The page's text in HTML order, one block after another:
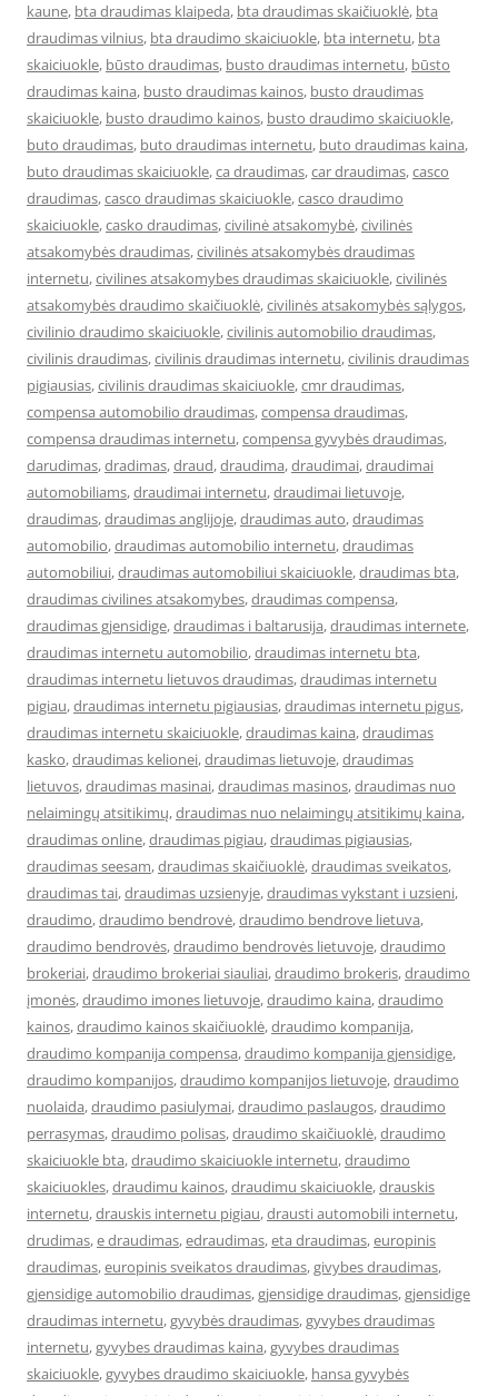
kaune, bta draudimas klaipeda, bta draudimas skaičiuoklė, bta
draudimas vilnius, bta draudimo skaiciuokle, bta internetu, bta
skaiciuokle, būsto draudimas, busto draudimas internetu, būsto
draudimas kaina, busto draudimas kainos, busto draudimas
skaiciuokle, busto draudimo kainos, busto draudimo skaiciuokle,
buto draudimas, buto draudimas internetu, buto draudimas kaina,
buto draudimas skaiciuokle,ca draudimas,car draudimas,casco
draudimas,casco draudimas skaiciuokle,casco draudimo
skaiciuokle,casko draudimas,civilinė atsakomybė,civilinės
atsakomybės draudimas,civilinės atsakomybės draudimas
internetu,civilines atsakomybes draudimas skaiciuokle,civilinės
atsakomybės draudimo skaičiuoklė,civilinės atsakomybės sąlygos,
civilinio draudimo skaiciuokle,civilinis automobilio draudimas,
civilinis draudimas,civilinis draudimas internetu,civilinis draudimas
pigiausias,civilinis draudimas skaiciuokle,cmr draudimas,
compensa automobilio draudimas,compensa draudimas,
compensa draudimas internetu,compensa gyvybės draudimas,
darudimas,dradimas,draud,draudima,draudimai,draudimai
automobiliams,draudimai internetu,draudimai lietuvoje,
draudimas,draudimas anglijoje,draudimas auto,draudimas
automobilio,draudimas automobilio internetu,draudimas
automobiliui,draudimas automobiliui skaiciuokle,draudimas bta,
draudimas civilines atsakomybes,draudimas compensa,
draudimas gjensidige,draudimas i baltarusija,draudimas internete,
draudimas internetu automobilio,draudimas internetu bta,
draudimas internetu lietuvos draudimas,draudimas internetu
pigiau,draudimas internetu pigiausias,draudimas internetu pigus,
draudimas internetu skaiciuokle,draudimas kaina,draudimas
kasko,draudimas kelionei,draudimas lietuvoje,draudimas
lietuvos,draudimas masinai,draudimas masinos,draudimas nuo
nelaimingų atsitikimų,draudimas nuo nelaimingų atsitikimų kaina,
draudimas online,draudimas pigiau,draudimas pigiausias,
draudimas seesam,draudimas skaičiuoklė,draudimas sveikatos,
draudimas tai,draudimas uzsienyje,draudimas vykstant i uzsieni,
draudimo,draudimo bendrovė,draudimo bendrove lietuva,
draudimo bendrovės,draudimo bendrovės lietuvoje,draudimo
brokeriai,draudimo brokeriai siauliai,draudimo brokeris,draudimo
įmonės,draudimo imones lietuvoje,draudimo kaina,draudimo
kainos,draudimo kainos skaičiuoklė,draudimo kompanija,
draudimo kompanija compensa,draudimo kompanija gjensidige,
draudimo kompanijos,draudimo kompanijos lietuvoje,draudimo
nuolaida,draudimo pasiulymai,draudimo paslaugos,draudimo
perrasymas,draudimo polisas,draudimo skaičiuoklė,draudimo
skaiciuokle bta,draudimo skaiciuokle internetu,draudimo
skaiciuokles,draudimu kainos,draudimu skaiciuokle,drauskis
internetu,drauskis internetu pigiau,drausti automobili internetu,
drudimas,e draudimas,edraudimas,eta draudimas,europinis
draudimas,europinis sveikatos draudimas,givybes draudimas,
gjensidige automobilio draudimas,gjensidige draudimas,gjensidige
draudimas internetu,gyvybės draudimas,gyvybes draudimas
internetu,gyvybes draudimas kaina,gyvybes draudimas
skaiciuokle,gyvybes draudimo skaiciuokle, hansa gyvybės